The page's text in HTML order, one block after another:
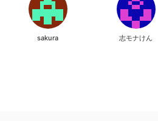
sakura 志モナけん